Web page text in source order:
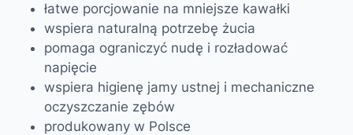
łatwe porcjowanie na mniejsze kawałki
wspiera naturalną potrzebę żucia
pomaga ograniczyć nudę i rozładować
napięcie
wspiera higienę jamy ustnej i mechaniczne
oczyszczanie zębów
produkowany w Polsce